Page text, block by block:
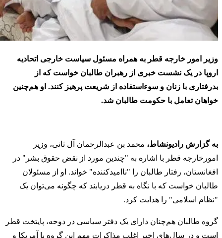
وزیر امور خارجه قطر به همراه مسئول سیاست خارجی اتحادیه
اروپا در یک نشست خبری از رهبران طالبان خواست که از
بدرفتاری با زنان و سوءاستفاده از شریعت پرهیز کنند. او هم‌چنین
خواهان تعامل با حکومت طالبان شد.
به گزارش رادیونشاط، محمد بن عبدالرحمان آل ثانی، وزیر
امورخارجه قطر با اشاره به "چندین مورد از نقض حقوق بشر" در
افغانستان، رفتار طالبان را "ناامیدکننده" خواند. او از مسئولان
طالبان خواست که با نگاه به قطر دریابند که چگونه می‌توان یک
"نظام اسلامی" را هدایت کرد.
گروه طالبان هم‌چنان دارای یک دفتر سیاسی در دوحه، پایتخت قطر
است و در سال‌‌های اخیر اغلب مذاکرات مهم این گروه با آمریکا و